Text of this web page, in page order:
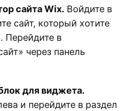
сайта Wix. Войдите в
сайт, который хотите
Перейдите в
через панель
для виджета.
и перейдите в раздел